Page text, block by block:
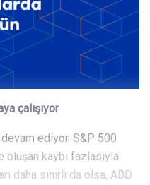
çalışıyor
ediyor. S&P 500
kaybı fazlasıyla
daha sınırlı da olsa, ABD